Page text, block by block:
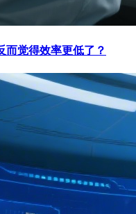
而觉得效率更低了？